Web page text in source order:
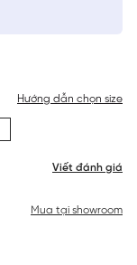
Viết đánh giá
Hướng dẫn chọn size
Mua tại showroom